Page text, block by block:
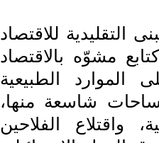
التقليدية للاقتصاد
مشوّه بالاقتصاد
الموارد الطبيعية
شاسعة منها،
واقتلاع الفلاحين